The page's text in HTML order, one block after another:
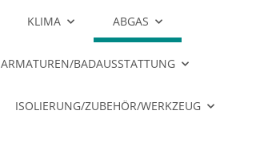
KLIMA ABGAS
ARMATUREN/BADAUSSTATTUNG
ISOLIERUNG/ZUBEHÖR/WERKZEUG